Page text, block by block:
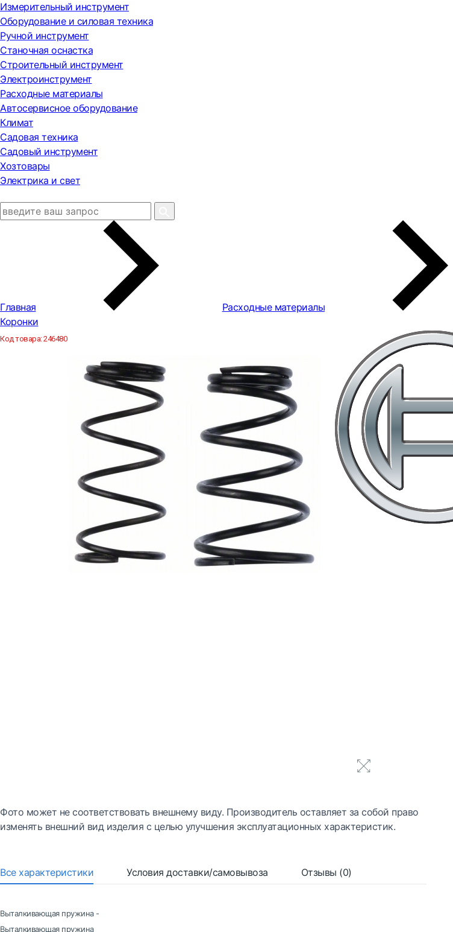
Измерительный инструмент
Оборудование и силовая техника
Ручной инструмент
Станочная оснастка
Строительный инструмент
Электроинструмент
Расходные материалы
Автосервисное оборудование
Климат
Садовая техника
Садовый инструмент
Хозтовары
Электрика и свет
Главная Расходные материалы
Коронки
Код товара:246480
Фото может не соответствовать внешнему виду. Производитель оставляет за собой право
изменять внешний вид изделия с целью улучшения эксплуатационных характеристик.
Все характеристики Условия доставки/самовывоза Отзывы (0)
Выталкивающая пружина -
Выталкивающая пружина